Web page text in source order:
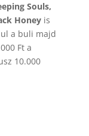
Souls,
Honeyis
a buli majd
Ft a
10.000